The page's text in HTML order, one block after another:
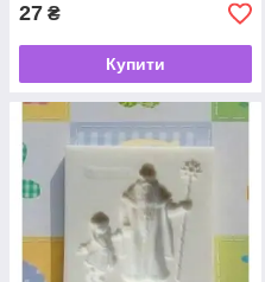
27 ₴
Купити